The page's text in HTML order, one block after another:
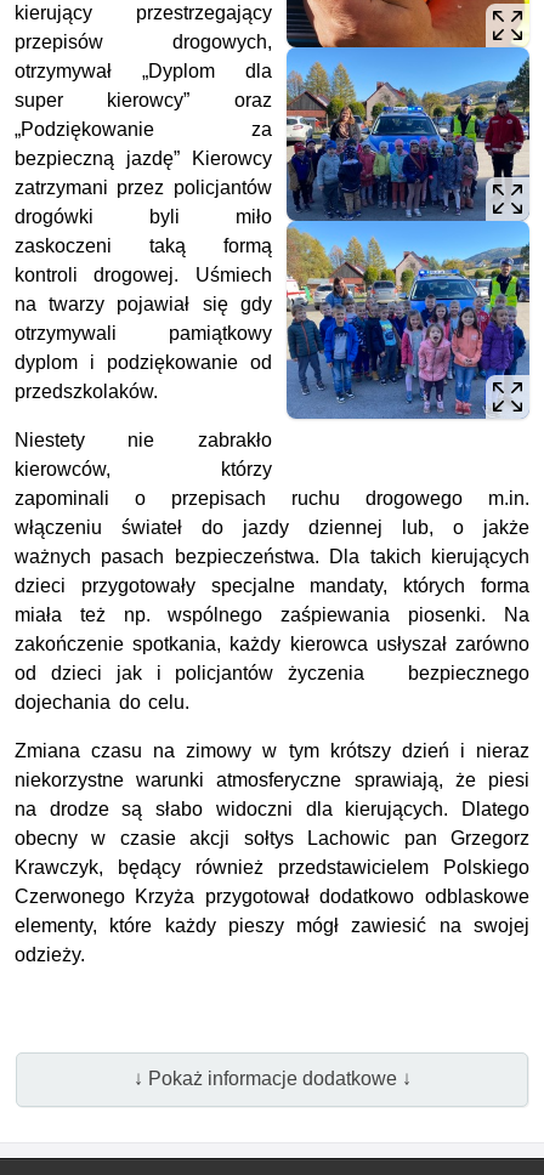
kierujący przestrzegający
przepisów drogowych,
otrzymywał „Dyplom dla
super kierowcy” oraz
„Podziękowanie za
bezpieczną jazdę” Kierowcy
zatrzymani przez policjantów
drogówki byli miło
zaskoczeni taką formą
kontroli drogowej. Uśmiech
na twarzy pojawiał się gdy
otrzymywali pamiątkowy
dyplom i podziękowanie od
przedszkolaków.
Niestety nie zabrakło
kierowców, którzy
zapominali o przepisach ruchu drogowego m.in.
włączeniu świateł do jazdy dziennej lub, o jakże
ważnych pasach bezpieczeństwa. Dla takich kierujących
dzieci przygotowały specjalne mandaty, których forma
miała też np. wspólnego zaśpiewania piosenki. Na
zakończenie spotkania, każdy kierowca usłyszał zarówno
od dzieci jak i policjantów życzenia bezpiecznego
dojechania do celu.
Zmiana czasu na zimowy w tym krótszy dzień i nieraz
niekorzystne warunki atmosferyczne sprawiają, że piesi
na drodze są słabo widoczni dla kierujących. Dlatego
obecny w czasie akcji sołtys Lachowic pan Grzegorz
Krawczyk, będący również przedstawicielem Polskiego
Czerwonego Krzyża przygotował dodatkowo odblaskowe
elementy, które każdy pieszy mógł zawiesić na swojej
odzieży.
↓ Pokaż informacje dodatkowe ↓